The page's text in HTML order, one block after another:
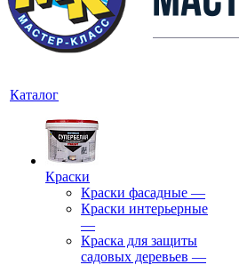
Каталог
Краски
Краски фасадные —
Краски интерьерные
—
Краска для защиты
садовых деревьев —